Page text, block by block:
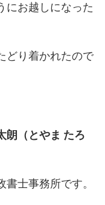
にお越しになった
どり着かれたので
朗（とやま たろ
書士事務所です。